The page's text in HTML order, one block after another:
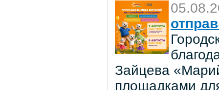
Зайцева
площадками